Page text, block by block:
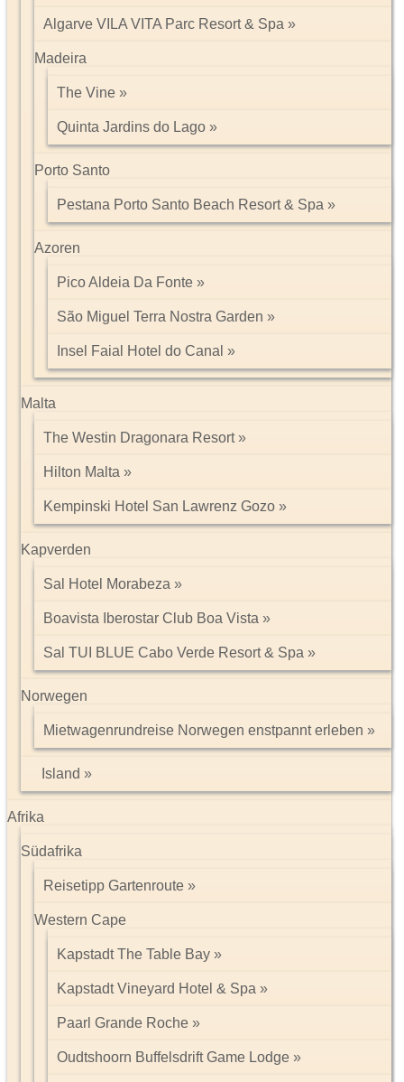
Algarve VILA VITA Parc Resort & Spa
Madeira
The Vine
Quinta Jardins do Lago
Porto Santo
Pestana Porto Santo Beach Resort & Spa
Azoren
Pico Aldeia Da Fonte
São Miguel Terra Nostra Garden
Insel Faial Hotel do Canal
Malta
The Westin Dragonara Resort
Hilton Malta
Kempinski Hotel San Lawrenz Gozo
Kapverden
Sal Hotel Morabeza
Boavista Iberostar Club Boa Vista
Sal TUI BLUE Cabo Verde Resort & Spa
Norwegen
Mietwagenrundreise Norwegen enstpannt erleben
Island
Afrika
Südafrika
Reisetipp Gartenroute
Western Cape
Kapstadt The Table Bay
Kapstadt Vineyard Hotel & Spa
Paarl Grande Roche
Oudtshoorn Buffelsdrift Game Lodge